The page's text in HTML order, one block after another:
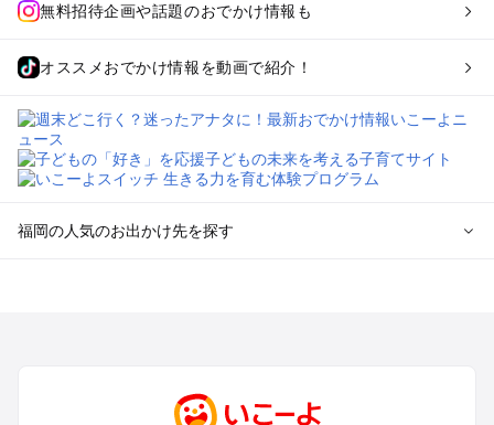
無料招待企画や話題のおでかけ情報も
オススメおでかけ情報を動画で紹介！
福岡の人気のお出かけ先を探す
柳川・八女・筑後のプールお出かけ